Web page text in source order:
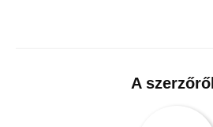
A szerzőről